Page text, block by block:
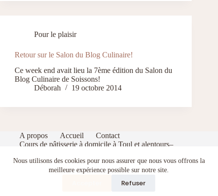
Nous utilisons des cookies pour nous assurer que nous vous offrons la
meilleure expérience possible sur notre site.
Refuser
Pour le plaisir
Retour sur le Salon du Blog Culinaire!
Ce week end avait lieu la 7ème édition du Salon du
Blog Culinaire de Soissons!
Déborah
19 octobre 2014
A propos Accueil
Contact
Cours de pâtisserie à domicile à Toul et alentours–
Index
Politique de confidentialité
Portfolio
Recevez gratuitement mon eBook de pâtisserie : 5